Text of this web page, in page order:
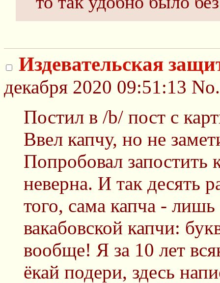
Издевательская
декабря 2020 09:51:13
Постил в /b/ пост с
Ввел капчу, но не
Попробовал запостить
неверна. И так десять
того, сама капча -
вакабовской капчи:
вообще! Я за 10 лет
ёкай подери, здесь